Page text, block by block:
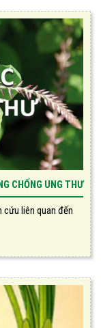
CHỐNG UNG THƯ
cứu liên quan đến